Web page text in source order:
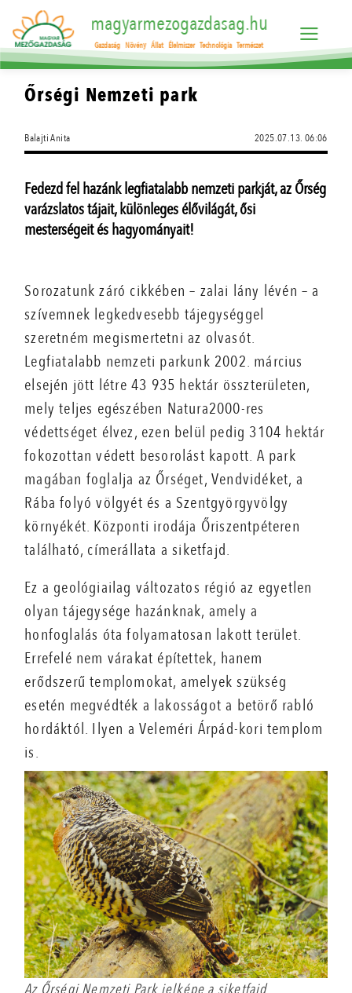
magyarmezogazdasag.hu
Gazdaság Növény Állat Élelmiszer Technológia Természet
Őrségi Nemzeti park
Balajti Anita 2025.07.13. 06:06
Fedezd fel hazánk legfiatalabb nemzeti parkját, az Őrség
varázslatos tájait, különleges élővilágát, ősi
mesterségeit és hagyományait!
Sorozatunk záró cikkében – zalai lány lévén – a
szívemnek legkedvesebb tájegységgel
szeretném megismertetni az olvasót.
Legfiatalabb nemzeti parkunk 2002. március
elsején jött létre 43 935 hektár összterületen,
mely teljes egészében Natura2000-res
védettséget élvez, ezen belül pedig 3104 hektár
fokozottan védett besorolást kapott. A park
magában foglalja az Őrséget, Vendvidéket, a
Rába folyó völgyét és a Szentgyörgyvölgy
környékét. Központi irodája Őriszentpéteren
található, címerállata a siketfajd.
Ez a geológiailag változatos régió az egyetlen
olyan tájegysége hazánknak, amely a
honfoglalás óta folyamatosan lakott terület.
Errefelé nem várakat építettek, hanem
erődszerű templomokat, amelyek szükség
esetén megvédték a lakosságot a betörő rabló
hordáktól. Ilyen a Veleméri Árpád-kori templom
is.